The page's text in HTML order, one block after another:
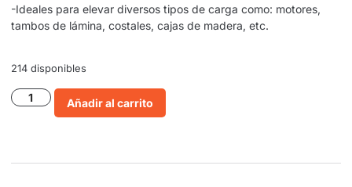
-Ideales para elevar diversos tipos de carga como: motores,
tambos de lámina, costales, cajas de madera, etc.
214 disponibles
Añadir al carrito